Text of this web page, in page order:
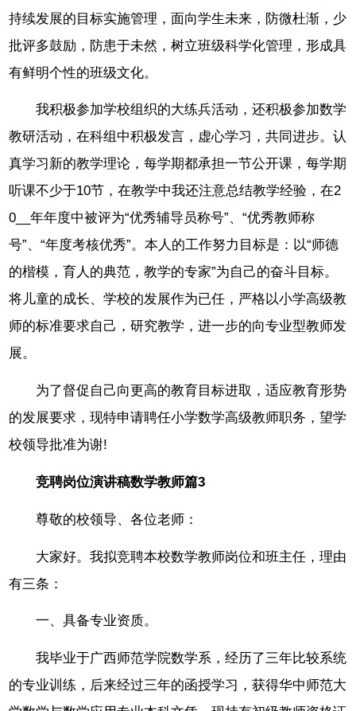
持续发展的目标实施管理，面向学生未来，防微杜渐，少
批评多鼓励，防患于未然，树立班级科学化管理，形成具
有鲜明个性的班级文化。
我积极参加学校组织的大练兵活动，还积极参加数学
教研活动，在科组中积极发言，虚心学习，共同进步。认
真学习新的教学理论，每学期都承担一节公开课，每学期
听课不少于10节，在教学中我还注意总结教学经验，在2
0__年年度中被评为“优秀辅导员称号”、“优秀教师称
号”、“年度考核优秀”。本人的工作努力目标是：以“师德
的楷模，育人的典范，教学的专家”为自己的奋斗目标。
将儿童的成长、学校的发展作为已任，严格以小学高级教
师的标准要求自己，研究教学，进一步的向专业型教师发
展。
为了督促自己向更高的教育目标进取，适应教育形势
的发展要求，现特申请聘任小学数学高级教师职务，望学
校领导批准为谢!
竞聘岗位演讲稿数学教师篇3
尊敬的校领导、各位老师：
大家好。我拟竞聘本校数学教师岗位和班主任，理由
有三条：
一、具备专业资质。
我毕业于广西师范学院数学系，经历了三年比较系统
的专业训练，后来经过三年的函授学习，获得华中师范大